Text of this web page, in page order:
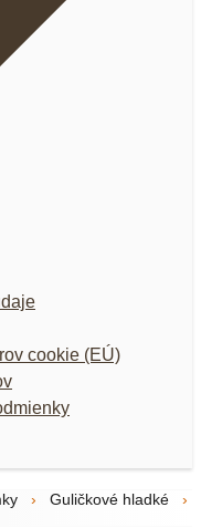
cookie (EÚ)
› Guličkové hladké
›